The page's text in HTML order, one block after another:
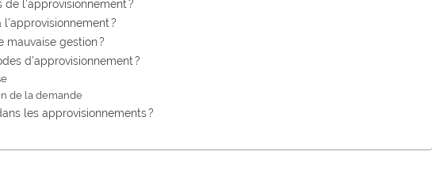
l’approvisionnement ?
?
mauvaise gestion ?
d’approvisionnement ?
de la demande
les approvisionnements ?